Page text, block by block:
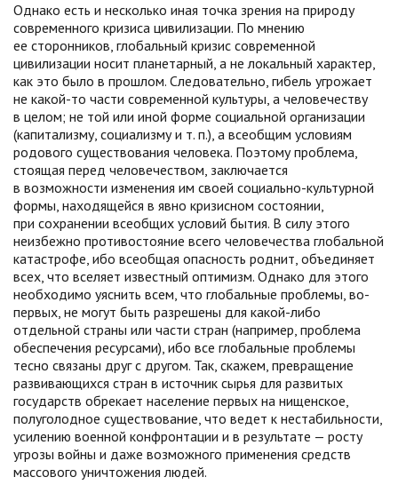
Однако есть и несколько иная точка зрения на природу
современного кризиса цивилизации. По мнению
ее сторонников, глобальный кризис современной
цивилизации носит планетарный, а не локальный характер,
как это было в прошлом. Следовательно, гибель угрожает
не какой-то части современной культуры, а человечеству
в целом; не той или иной форме социальной организации
(капитализму, социализму и т. п.), а всеобщим условиям
родового существования человека. Поэтому проблема,
стоящая перед человечеством, заключается
в возможности изменения им своей социально-культурной
формы, находящейся в явно кризисном состоянии,
при сохранении всеобщих условий бытия. В силу этого
неизбежно противостояние всего человечества глобальной
катастрофе, ибо всеобщая опасность роднит, объединяет
всех, что вселяет известный оптимизм. Однако для этого
необходимо уяснить всем, что глобальные проблемы, во-
первых, не могут быть разрешены для какой-либо
отдельной страны или части стран (например, проблема
обеспечения ресурсами), ибо все глобальные проблемы
тесно связаны друг с другом. Так, скажем, превращение
развивающихся стран в источник сырья для развитых
государств обрекает население первых на нищенское,
полуголодное существование, что ведет к нестабильности,
усилению военной конфронтации и в результате — росту
угрозы войны и даже возможного применения средств
массового уничтожения людей.